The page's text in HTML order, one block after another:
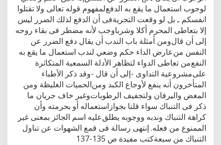
ﻟﻮﺟﻮﺏ ﺍﺳﺘﻌﻤﺎﻝ ﻣﺎ ﻳﻘﻊ ﺑﻪ ﺍﻟﺪﻓﻊﻟﻤﻔﻬﻮﻡ ﻗﻮﻟﻪ ﺗﻌﺎﻟﻰ ﻭﻻ ﺗﻘﺘﻠﻮﺍ
ﺍﻧﻔﺴﻜﻢ ـ ﺑﻞ ﻟﻮ ﻭﻗﻌﺖ ﺍﻟﺘﺠﺮﻳﺔﻓﻰ ﺃﻥ ﺍﻟﺪﻓﻊ ﻟﺬﻟﻚ ﺍﻟﻀﺮﺭ ﻟﻴﺲ
ﺇﻻ ﺑﺘﻌﺎﻃﻰ ﺍﻟﻤﺤﺮﻡ ﺃﻛﻼ ﻭﺷﺮﺑﺎﻭﺟﺐ ﻷﻧﻪ ﻣﻀﻄﺮ ﻓﻰ ﺑﻘﺎﺀ ﺭﻭﺣﻪ
ﺇﻟﻰ ﺃﻥ ﻗﺎﻝﻭﻣﻦ ﺃﻣﺜﻠﺔ ﺑﺎﺏ ﺍﻟﻨﺪﺏ ﺃﻥ ﻳﻘﺎﻝ ﺩﻓﻊ ﺍﻟﻀﺮﺭ ﻋﻦ
ﺍﻟﻨﻔﺲ ﻣﻦﻋﺎﺭﺽ ﺍﻟﺪﺍﺀ ﺣﻜﻢ ﻭﺿﻌﻲ ﻟﻨﺪﺏ ﺍﺳﺘﻌﻤﺎﻝ ﻣﺎ ﻳﻘﻊ ﺑﻪ
ﺍﻟﻨﻔﻊﻣﻦ ﺗﻌﺎﻃﻰ ﺍﻟﺪﻭﺍﺀ ﻟﺘﻈﺎﻫﺮ ﺍﻷﺩﻟﺔ ﺍﻟﺴﻤﻌﻴﺔ ﺍﻟﻤﺘﻜﺎﺛﺮﺓ
ﻋﻠﻰﻣﺸﺮﻭﻋﻴﺔ ﺍﻟﺘﺪﺍﻭﻯ -ﺇﻟﻰ ﺃﻥ ﻗﺎﻝ -ﻭﻗﺪ ﺫﻛﺮ ﺍﻷﻃﺒﺎﺀ
ﺍﻟﻤﺘﺄﺧﺮﻭﻥ ﺃﻧﻪ ﻳﻨﻔﻊ ﻷﻭﺟﺎﻉ ﺍﻟﻜﺒﺪ ﻭﻣﻦﺍﻟﺤﻤﻴﺎﺕ ﺍﻟﻐﻠﻴﻈﺔ ﻭﻣﻦ
ﺍﻟﻤﻐﺾ ﻭﺍﻟﻴﺮﻓﺎﻥ ﻭﻟﺘﺠﻔﻴﻒ ﺍﻟﺮﻃﻮﺑﺎﺕﻭﻏﻴﺮ ﺧﺎﻑ ﺟﺮﻳﺎﻥ ﻣﺎ
ﺫﻛﺮ ﻓﻰ ﺍﻟﺘﻨﺒﺎﻙ ﺳﻮﺍﺀ ﻗﻠﻨﺎ ﺑﺠﻮﺍﺯﺍﺳﺘﻌﻤﺎﻟﻪ ﺃﻭ ﺑﺤﺮﻣﺘﻪ ﻭﺃﻥ
ﻛﺮﺍﻫﺔ ﺍﻟﺘﻨﺒﺎﻙ ﻭﻧﺪﺑﻪ ﻭﻭﺟﻮﺑﻪ ﻳﻄﻠﻖﻋﻠﻴﻪ ﺍﺳﻢ ﺍﻟﺠﺎﺋﺰ ﺑﻤﻌﻨﻰ ﻏﻴﺮ
ﺍﻟﻤﻤﻨﻮﻉ ﻣﻦ ﻓﻌﻠﻪ. ﺇﻧﺘﻬﻰ ﺭﺳﺎﻟﺔ ﻓﻰ ﻗﻤﻊ ﺍﻟﺸﻬﻮﺍﺕ ﻋﻦ ﺗﻨﺎﻭﻝ
ﺍﻟﺘﻨﺒﺎﻙ ﻣﻦ ﺳﺒﻌﺔﻛﺘﺐ ﻣﻔﻴﺪﺓ ﺹ 135-137